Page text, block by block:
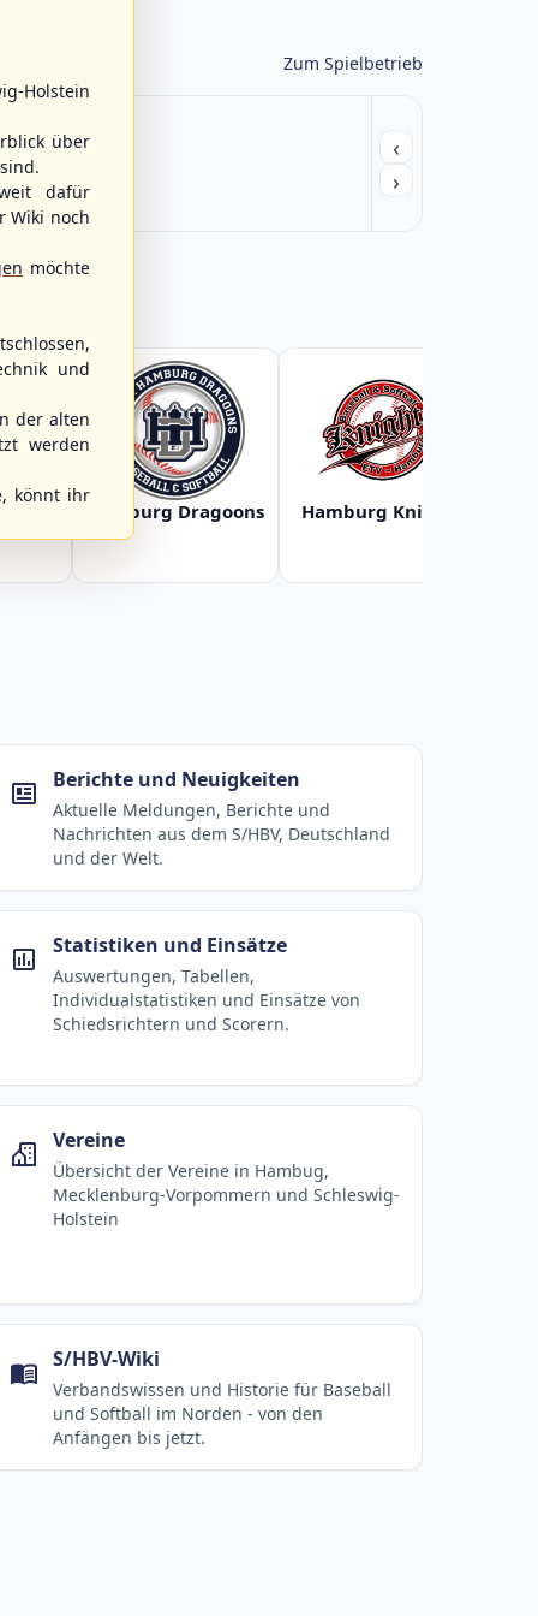
Zum Spielbetrieb
‹
›
Hamburg Dragoons Hamburg Knights
Berichte und Neuigkeiten
Aktuelle Meldungen, Berichte und
Nachrichten aus dem S/HBV, Deutschland
und der Welt.
Statistiken und Einsätze
Auswertungen, Tabellen,
Individualstatistiken und Einsätze von
Schiedsrichtern und Scorern.
Vereine
Übersicht der Vereine in Hambug,
Mecklenburg-Vorpommern und Schleswig-
Holstein
S/HBV-Wiki
Verbandswissen und Historie für Baseball
und Softball im Norden - von den
Anfängen bis jetzt.
Holstein
über
dafür
Wiki noch
möchte
und
der alten
werden
könnt ihr